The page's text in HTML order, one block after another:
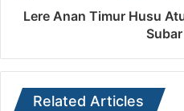
Lere Anan Timur Husu
Related Articles